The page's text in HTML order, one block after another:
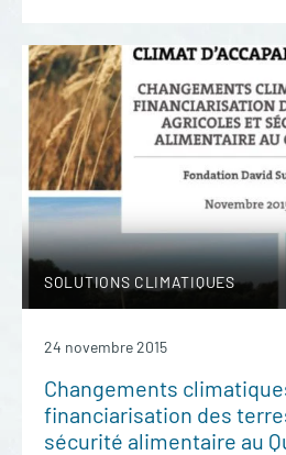
SOLUTIONS CLIMATIQUES
24 novembre 2015
Changements
financiarisation des
sécurité alimentaire au